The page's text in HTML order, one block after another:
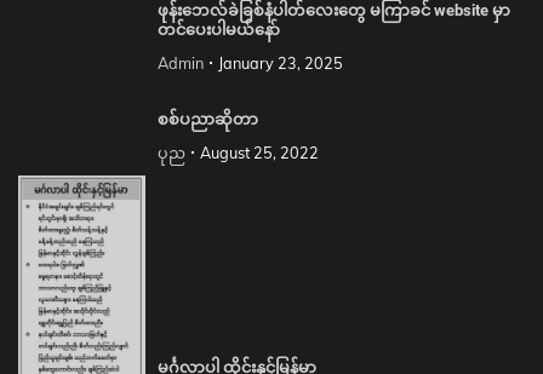
ဖုန်းဘေလ်ခဲခြစ်နံပါတ်လေးတွေ မကြာခင် website မှာ
တင်ပေးပါမယ်နော်
Admin January 23, 2025
စစ်ပညာဆိုတာ
ပုည August 25, 2022
မင်္ဂလာပါ ထိုင်းနှင့်မြန်မာ